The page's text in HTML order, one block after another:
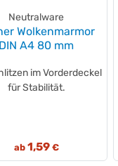
Neutralware
Wolkenmarmor
DIN A4 80 mm
im Vorderdeckel
für Stabilität.
ab 1,59€